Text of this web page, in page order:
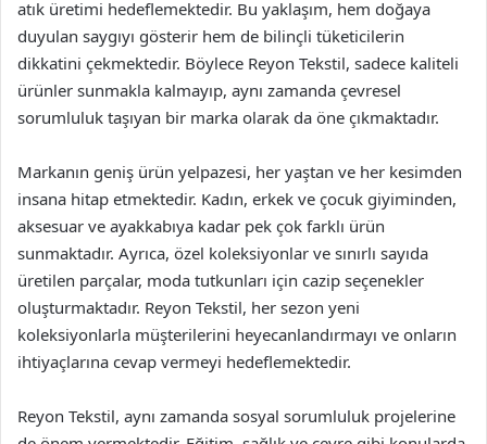
atık üretimi hedeflemektedir. Bu yaklaşım, hem doğaya
duyulan saygıyı gösterir hem de bilinçli tüketicilerin
dikkatini çekmektedir. Böylece Reyon Tekstil, sadece kaliteli
ürünler sunmakla kalmayıp, aynı zamanda çevresel
sorumluluk taşıyan bir marka olarak da öne çıkmaktadır.
Markanın geniş ürün yelpazesi, her yaştan ve her kesimden
insana hitap etmektedir. Kadın, erkek ve çocuk giyiminden,
aksesuar ve ayakkabıya kadar pek çok farklı ürün
sunmaktadır. Ayrıca, özel koleksiyonlar ve sınırlı sayıda
üretilen parçalar, moda tutkunları için cazip seçenekler
oluşturmaktadır. Reyon Tekstil, her sezon yeni
koleksiyonlarla müşterilerini heyecanlandırmayı ve onların
ihtiyaçlarına cevap vermeyi hedeflemektedir.
Reyon Tekstil, aynı zamanda sosyal sorumluluk projelerine